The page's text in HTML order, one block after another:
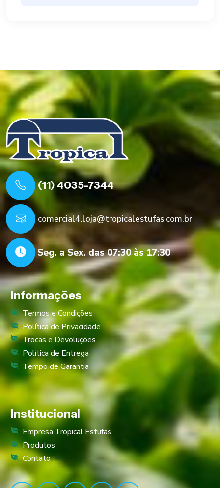
(11) 4035-7344
comercial4.loja@tropicalestufas.com.br
Seg. a Sex. das 07:30 às 17:30
Informações
Termos e Condições
Política de Privacidade
Trocas e Devoluções
Política de Entrega
Tempo de Garantia
Institucional
Empresa Tropical Estufas
Produtos
Contato